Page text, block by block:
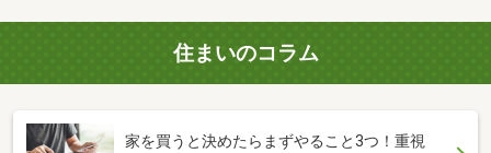
住まいのコラム
家を買うと決めたらまずやること3つ！重視